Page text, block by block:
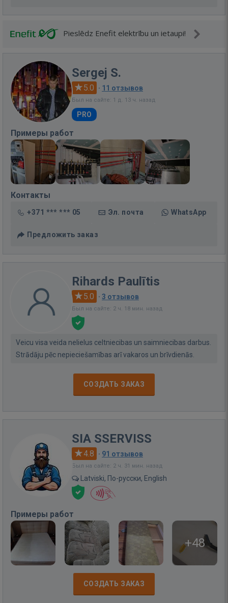
Pieslēdz Enefit elektrību un ietaupi!
Sergej S.
5.0 · 11 отзывов
Был на сайте: 1 д. 13 ч. назад
PRO
Примеры работ
Контакты
+371 *** *** 05 Эл. почта WhatsApp
Предложить заказ
Rihards Paulītis
5.0 · 3 отзывов
Был на сайте: 2 ч. 18 мин. назад
Veicu visa veida nelielus celtniecibas un saimniecibas darbus.
Strādāju pēc nepieciešamības arī vakaros un brīvdienās.
СОЗДАТЬ ЗАКАЗ
SIA SSERVISS
4.8 · 91 отзывов
Был на сайте: 2 ч. 31 мин. назад
Latviski, По-русски, English
Примеры работ
+48
СОЗДАТЬ ЗАКАЗ